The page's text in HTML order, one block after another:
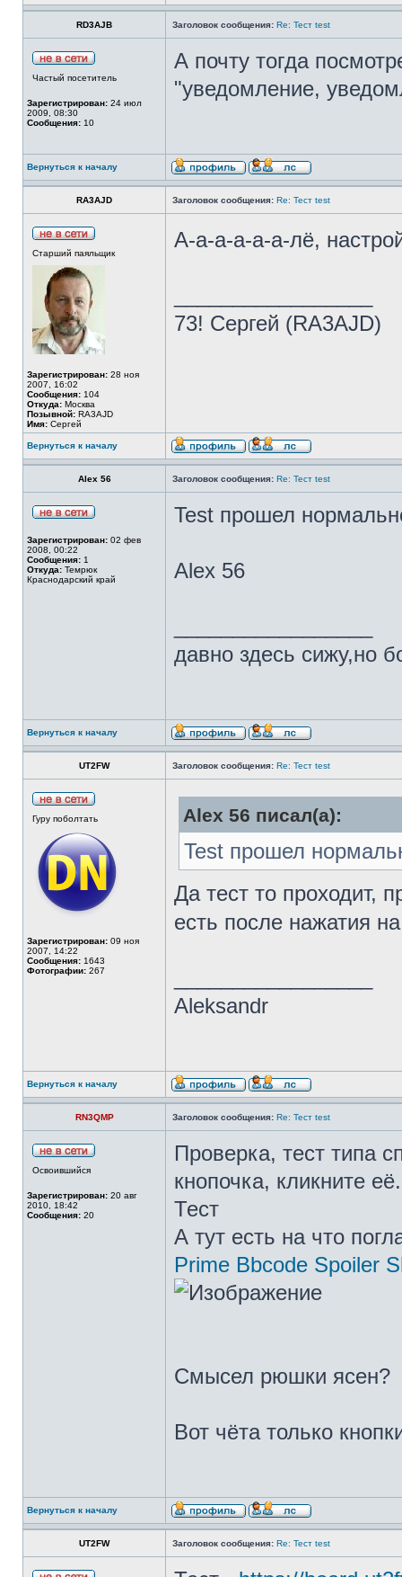
RD3AJB Заголовок сообщения: Re: Тест test
Частый посетитель
Зарегистрирован: 24 июл
2009, 08:30
Сообщения: 10
А почту тогда
"уведомление,
Вернуться к началу
RA3AJD Заголовок сообщения: Re: Тест test
Старший паяльщик
Зарегистрирован: 28 ноя
2007, 16:02
Сообщения: 104
Откуда: Москва
Позывной: RA3AJD
Имя: Сергей
А-а-а-а-а-а-лё,
73! Сергей (RA3AJD)
Вернуться к началу
Alex 56 Заголовок сообщения: Re: Тест test
Зарегистрирован: 02 фев
2008, 00:22
Сообщения: 1
Откуда: Темрюк
Краснодарский край
Test прошел
Alex 56
давно здесь сижу,но
Вернуться к началу
UT2FW Заголовок сообщения: Re: Тест test
Гуру поболтать
Зарегистрирован: 09 ноя
2007, 14:22
Сообщения: 1643
Фотографии: 267
Alex 56 писал(а):
Test прошел
Да тест то проходит,
есть после нажатия
Aleksandr
Вернуться к началу
RN3QMP Заголовок сообщения: Re: Тест test
Освоившийся
Зарегистрирован: 20 авг
2010, 18:42
Сообщения: 20
Проверка, тест типа
кнопочка, кликните её.
Тест
А тут есть на что
Prime Bbcode Spoiler
Смысел рюшки ясен?
Вот чёта только
Вернуться к началу
UT2FW Заголовок сообщения: Re: Тест test